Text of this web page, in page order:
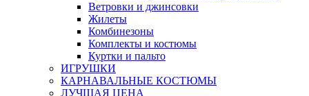
Ветровки и джинсовки
Жилеты
Комбинезоны
Комплекты и костюмы
Куртки и пальто
ИГРУШКИ
КАРНАВАЛЬНЫЕ КОСТЮМЫ
ЛУЧШАЯ ЦЕНА